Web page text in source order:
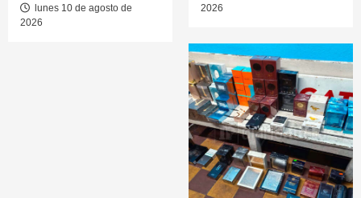
lunes 10 de agosto de
2026
2026